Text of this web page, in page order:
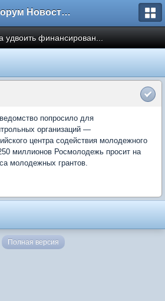
Форум Новостройки
удвоить финансирован...
попросило для
организаций —
центра содействия молодежного
миллионов Росмолодежь просит на
молодежных грантов.
Полная версия